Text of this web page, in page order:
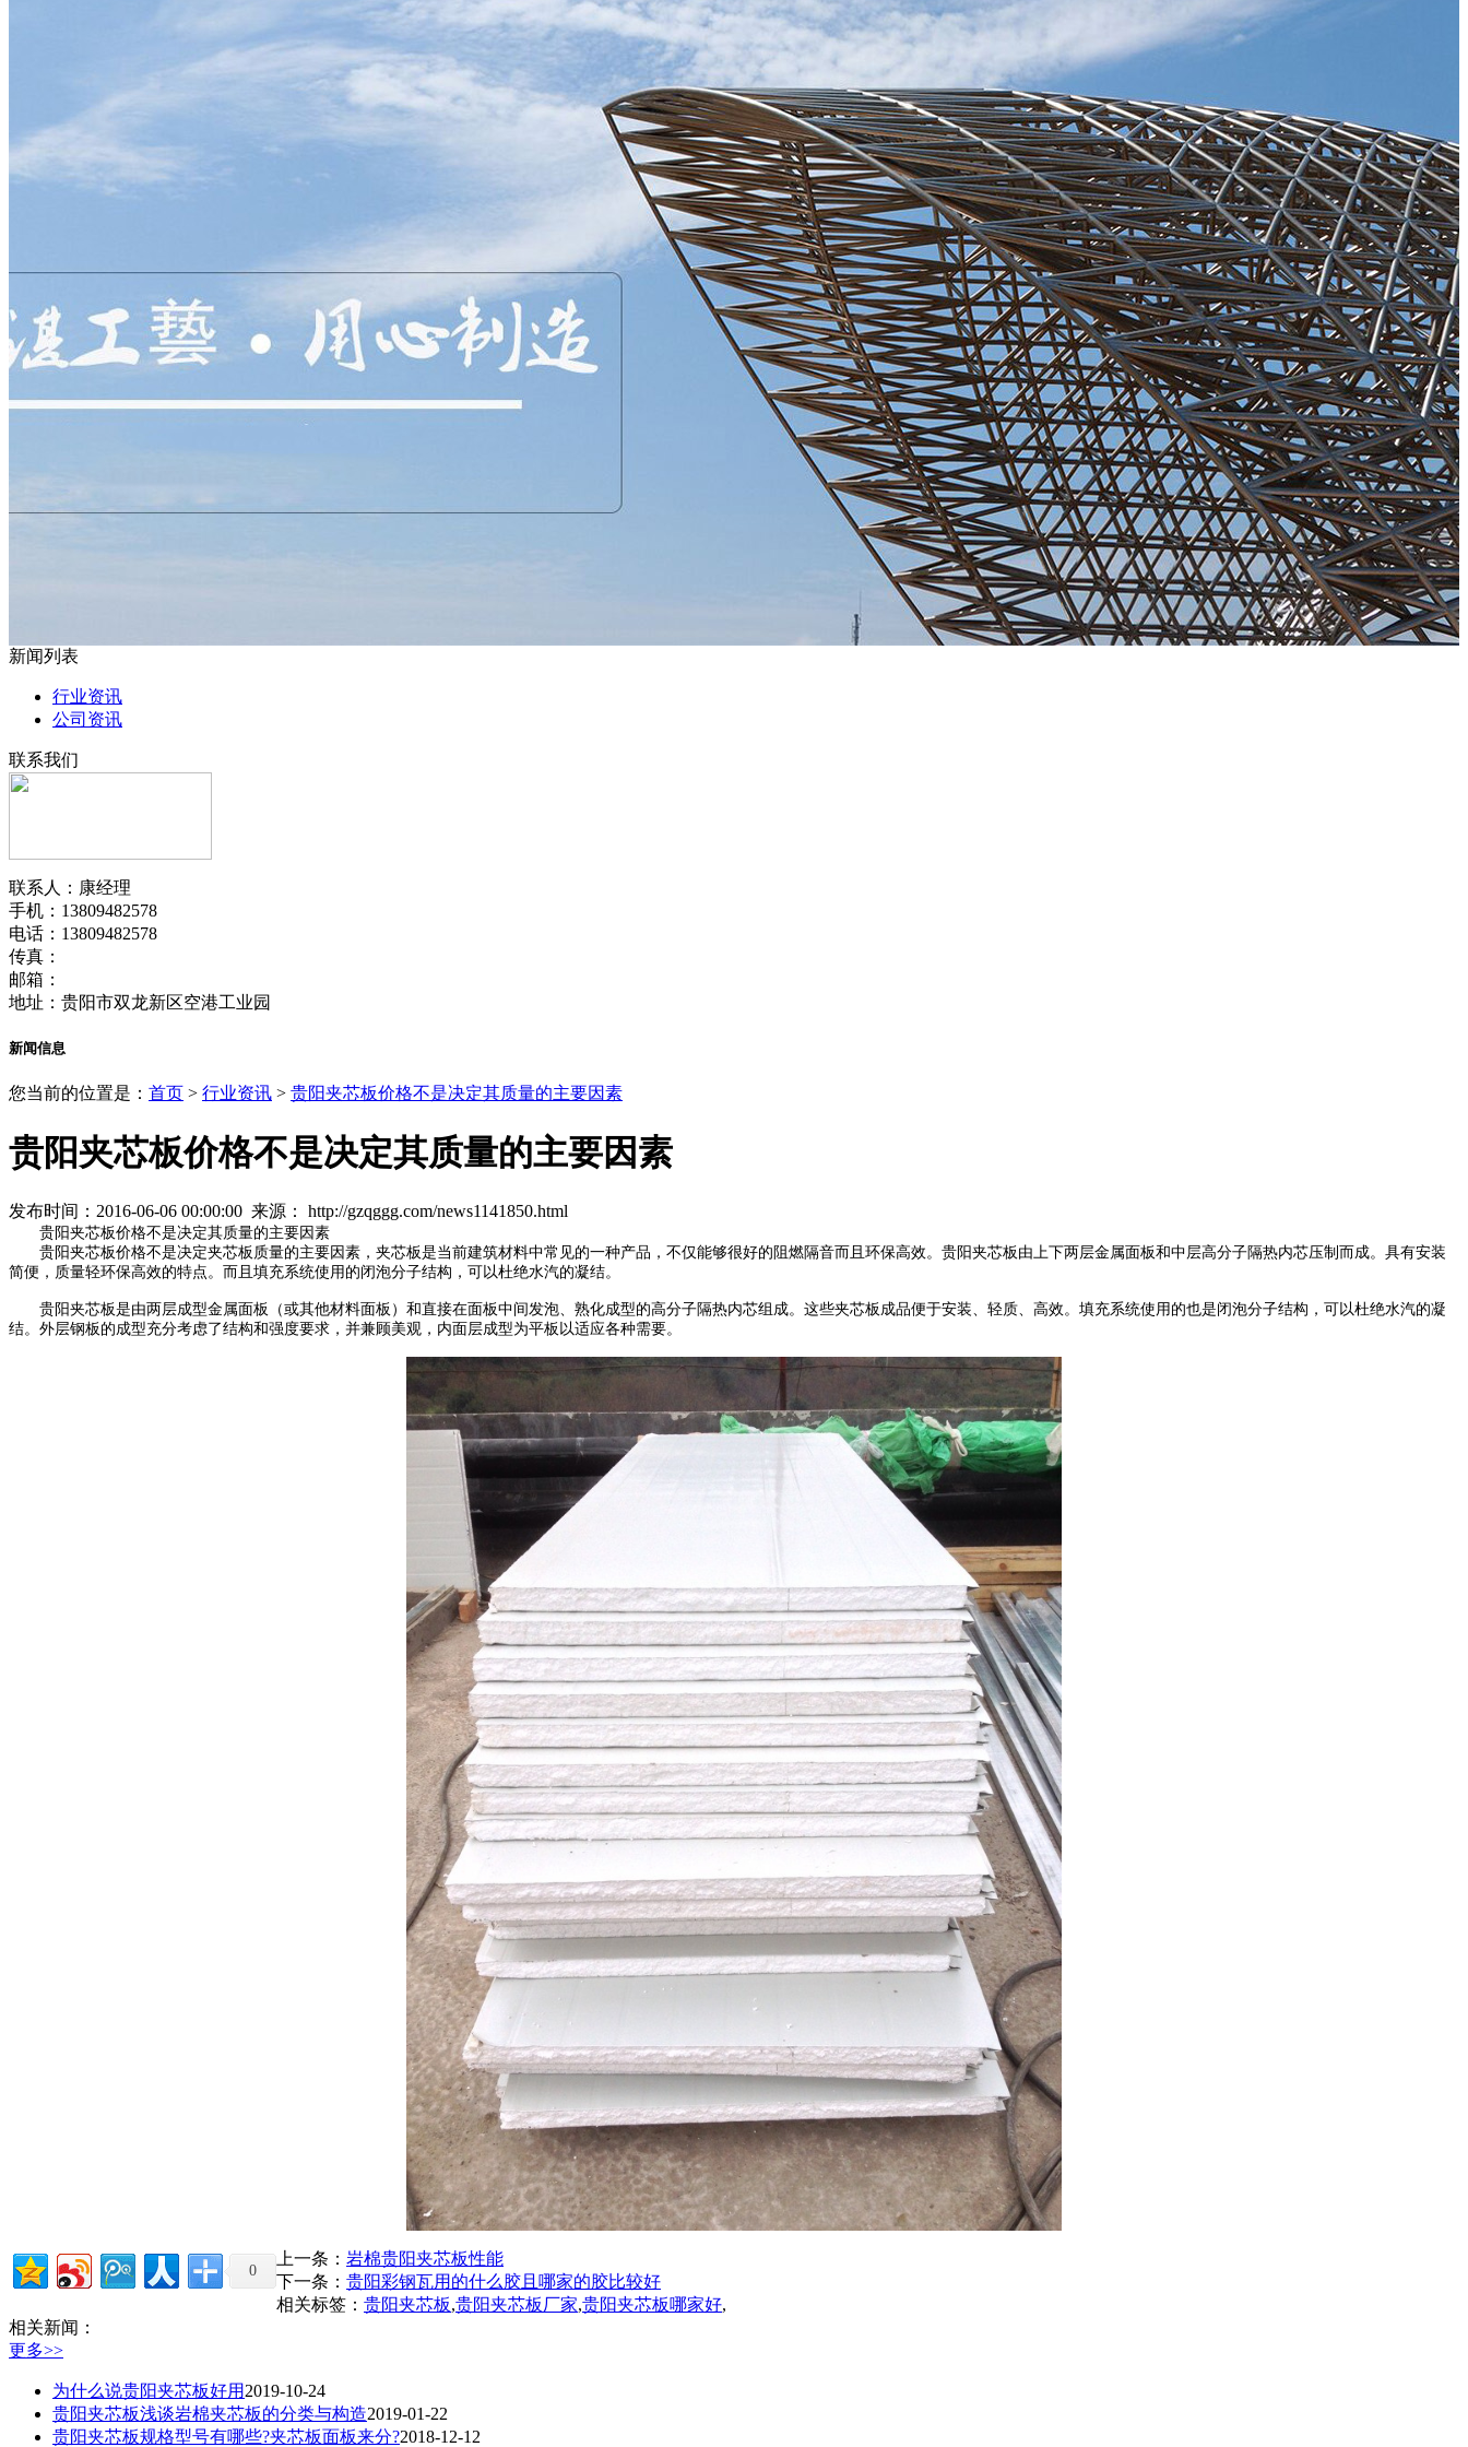
新闻列表
行业资讯
公司资讯
联系我们
联系人：康经理
手机：13809482578
电话：13809482578
传真：
邮箱：
地址：贵阳市双龙新区空港工业园
新闻信息
您当前的位置是： 首页 > 行业资讯 > 贵阳夹芯板价格不是决定其质量的主要因素
贵阳夹芯板价格不是决定其质量的主要因素
发布时间：2016-06-06 00:00:00 来源： http://gzqggg.com/news1141850.html
贵阳夹芯板价格不是决定其质量的主要因素
贵阳夹芯板价格不是决定夹芯板质量的主要因素，夹芯板是当前建筑材料中常见的一种产品，不仅能够很好的阻燃隔音而且环保高效。贵阳夹芯板由上下两层金属面板和中层高分子隔热内芯压制而成。具有安装
简便，质量轻环保高效的特点。而且填充系统使用的闭泡分子结构，可以杜绝水汽的凝结。
贵阳夹芯板是由两层成型金属面板（或其他材料面板）和直接在面板中间发泡、熟化成型的高分子隔热内芯组成。这些夹芯板成品便于安装、轻质、高效。填充系统使用的也是闭泡分子结构，可以杜绝水汽的凝
结。外层钢板的成型充分考虑了结构和强度要求，并兼顾美观，内面层成型为平板以适应各种需要。
0
上一条： 岩棉贵阳夹芯板性能
下一条： 贵阳彩钢瓦用的什么胶且哪家的胶比较好
相关标签： 贵阳夹芯板,贵阳夹芯板厂家,贵阳夹芯板哪家好,
相关新闻：
更多>>
为什么说贵阳夹芯板好用 2019-10-24
贵阳夹芯板浅谈岩棉夹芯板的分类与构造2019-01-22
贵阳夹芯板规格型号有哪些?夹芯板面板来分?2018-12-12